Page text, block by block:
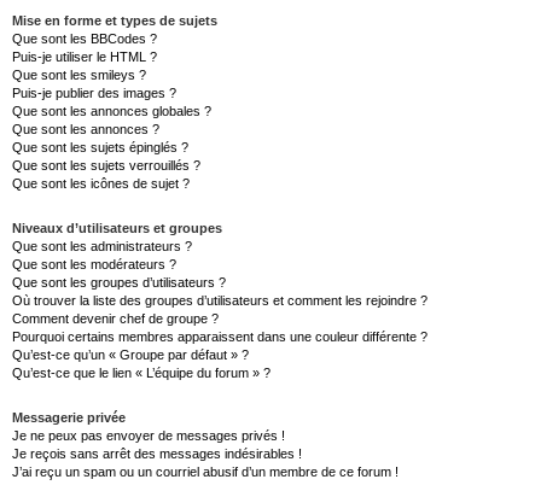
Mise en forme et types de sujets
Que sont les BBCodes ?
Puis-je utiliser le HTML ?
Que sont les smileys ?
Puis-je publier des images ?
Que sont les annonces globales ?
Que sont les annonces ?
Que sont les sujets épinglés ?
Que sont les sujets verrouillés ?
Que sont les icônes de sujet ?
Niveaux d’utilisateurs et groupes
Que sont les administrateurs ?
Que sont les modérateurs ?
Que sont les groupes d’utilisateurs ?
Où trouver la liste des groupes d’utilisateurs et comment les rejoindre ?
Comment devenir chef de groupe ?
Pourquoi certains membres apparaissent dans une couleur différente ?
Qu’est-ce qu’un « Groupe par défaut » ?
Qu’est-ce que le lien « L’équipe du forum » ?
Messagerie privée
Je ne peux pas envoyer de messages privés !
Je reçois sans arrêt des messages indésirables !
J’ai reçu un spam ou un courriel abusif d’un membre de ce forum !